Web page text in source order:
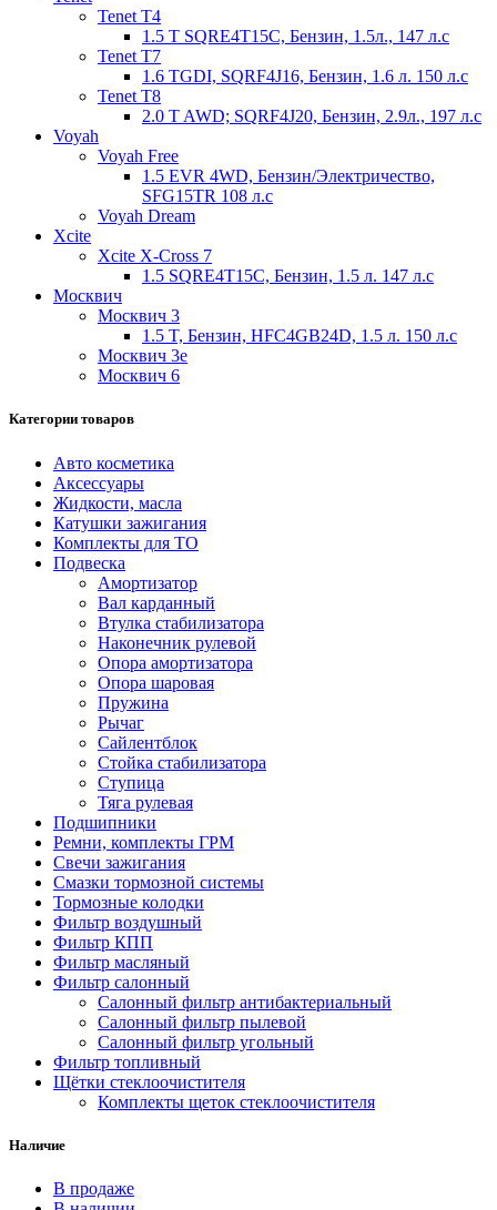
Tenet T4
1.5 T SQRE4T15C, Бензин, 1.5л., 147 л.с
Tenet T7
1.6 TGDI, SQRF4J16, Бензин, 1.6 л. 150 л.с
Tenet T8
2.0 T AWD; SQRF4J20, Бензин, 2.9л., 197 л.с
Voyah
Voyah Free
1.5 EVR 4WD, Бензин/Электричество,
SFG15TR 108 л.с
Voyah Dream
Xcite
Xcite X-Cross 7
1.5 SQRE4T15C, Бензин, 1.5 л. 147 л.с
Москвич
Москвич 3
1.5 T, Бензин, HFC4GB24D, 1.5 л. 150 л.с
Москвич 3e
Москвич 6
Категории товаров
Авто косметика
Аксессуары
Жидкости, масла
Катушки зажигания
Комплекты для ТО
Подвеска
Амортизатор
Вал карданный
Втулка стабилизатора
Наконечник рулевой
Опора амортизатора
Опора шаровая
Пружина
Рычаг
Сайлентблок
Стойка стабилизатора
Ступица
Тяга рулевая
Подшипники
Ремни, комплекты ГРМ
Свечи зажигания
Смазки тормозной системы
Тормозные колодки
Фильтр воздушный
Фильтр КПП
Фильтр масляный
Фильтр салонный
Салонный фильтр антибактериальный
Салонный фильтр пылевой
Салонный фильтр угольный
Фильтр топливный
Щётки стеклоочистителя
Комплекты щеток стеклоочистителя
Наличие
В продаже